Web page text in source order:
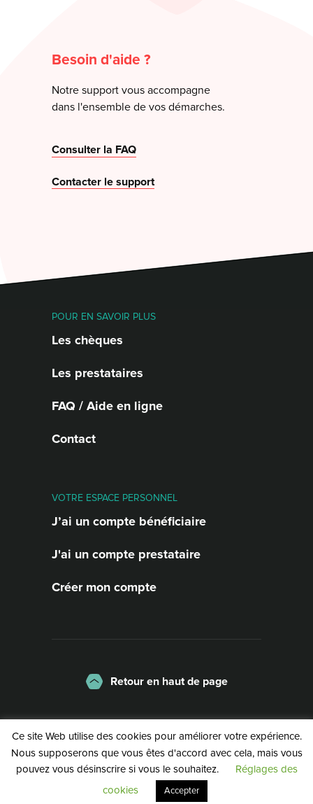
Besoin d'aide ?
Notre support vous accompagne
dans l'ensemble de vos démarches.
Consulter la FAQ
Contacter le support
POUR EN SAVOIR PLUS
Les chèques
Les prestataires
FAQ / Aide en ligne
Contact
VOTRE ESPACE PERSONNEL
J’ai un compte bénéficiaire
J'ai un compte prestataire
Créer mon compte
Retour en haut de page
La charte
Mentions légales
Politique de confidentialité
©2026 | Service Public de Wallonie
Ce site Web utilise des cookies pour améliorer votre expérience.
Nous supposerons que vous êtes d'accord avec cela, mais vous
pouvez vous désinscrire si vous le souhaitez.
Réglages des
cookies
Accepter